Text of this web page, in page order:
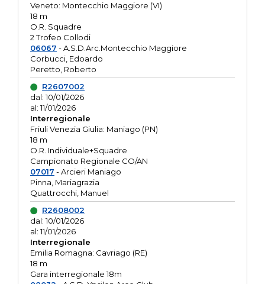
Veneto: Montecchio Maggiore (VI)
18 m
O.R. Squadre
2 Trofeo Collodi
06067 - A.S.D.Arc.Montecchio Maggiore
Corbucci, Edoardo
Peretto, Roberto
R2607002
dal: 10/01/2026
al: 11/01/2026
Interregionale
Friuli Venezia Giulia: Maniago (PN)
18 m
O.R. Individuale+Squadre
Campionato Regionale CO/AN
07017 - Arcieri Maniago
Pinna, Mariagrazia
Quattrocchi, Manuel
R2608002
dal: 10/01/2026
al: 11/01/2026
Interregionale
Emilia Romagna: Cavriago (RE)
18 m
Gara interregionale 18m